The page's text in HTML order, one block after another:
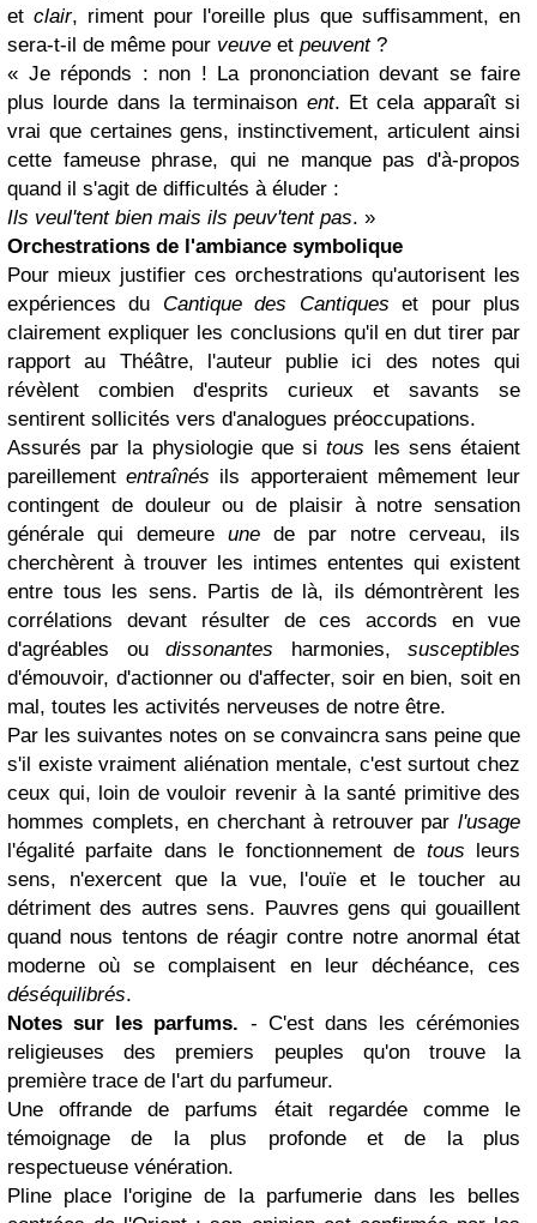
et clair, riment pour l'oreille plus que suffisamment, en
sera-t-il de même pour veuve et peuvent?
« Je réponds : non ! La prononciation devant se faire
plus lourde dans la terminaison ent. Et cela apparaît si
vrai que certaines gens, instinctivement, articulent ainsi
cette fameuse phrase, qui ne manque pas d'à-propos
quand il s'agit de difficultés à éluder :
Ils veul'tent bien mais ils peuv'tent pas. »
Orchestrations de l'ambiance symbolique
Pour mieux justifier ces orchestrations qu'autorisent les
expériences du Cantique des Cantiques et pour plus
clairement expliquer les conclusions qu'il en dut tirer par
rapport au Théâtre, l'auteur publie ici des notes qui
révèlent combien d'esprits curieux et savants se
sentirent sollicités vers d'analogues préoccupations.
Assurés par la physiologie que sitous les sens étaient
pareillemententraînés ils apporteraient mêmement leur
contingent de douleur ou de plaisir à notre sensation
générale qui demeure une de par notre cerveau, ils
cherchèrent à trouver les intimes ententes qui existent
entre tous les sens. Partis de là, ils démontrèrent les
corrélations devant résulter de ces accords en vue
d'agréables ou dissonantes harmonies, susceptibles
d'émouvoir, d'actionner ou d'affecter, soir en bien, soit en
mal, toutes les activités nerveuses de notre être.
Par les suivantes notes on se convaincra sans peine que
s'il existe vraiment aliénation mentale, c'est surtout chez
ceux qui, loin de vouloir revenir à la santé primitive des
hommes complets, en cherchant à retrouver par l'usage
l'égalité parfaite dans le fonctionnement de tous leurs
sens, n'exercent que la vue, l'ouïe et le toucher au
détriment des autres sens. Pauvres gens qui gouaillent
quand nous tentons de réagir contre notre anormal état
moderne où se complaisent en leur déchéance, ces
déséquilibrés.
Notes sur les parfums. - C'est dans les cérémonies
religieuses des premiers peuples qu'on trouve la
première trace de l'art du parfumeur.
Une offrande de parfums était regardée comme le
témoignage de la plus profonde et de la plus
respectueuse vénération.
Pline place l'origine de la parfumerie dans les belles